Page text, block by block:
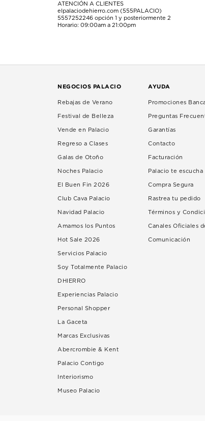
ATENCIÓN A CLIENTES
elpalaciodehierro.com (555PALACIO)
5557252246 opción 1 y posteriormente 2
Horario: 09:00am a 21:00pm
NEGOCIOS PALACIO
Rebajas de Verano
Festival de Belleza
Vende en Palacio
Regreso a Clases
Galas de Otoño
Noches Palacio
El Buen Fin 2026
Club Cava Palacio
Navidad Palacio
Amamos los Puntos
Hot Sale 2026
Servicios Palacio
Soy Totalmente Palacio
DHIERRO
Experiencias Palacio
Personal Shopper
La Gaceta
Marcas Exclusivas
Abercrombie & Kent
Palacio Contigo
Interiorismo
Museo Palacio
AYUDA
Promociones
Preguntas
Garantías
Contacto
Facturación
Palacio te escucha
Compra Segura
Rastrea tu pedido
Términos y
Canales Oficiales
Comunicación